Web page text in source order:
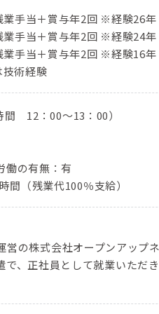
業⼿当＋賞与年2回 ※経験26年
業⼿当＋賞与年2回 ※経験24年
業⼿当＋賞与年2回 ※経験16年
術経験
間 12：00〜13：00）
働の有無：有
（残業代100％支給）
の株式会社オープンアップネ
で、正社員として就業いただ